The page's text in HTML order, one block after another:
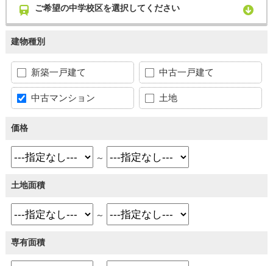
ご希望の中学校区を選択してください
建物種別
新築一戸建て 中古一戸建て
中古マンション 土地
価格
～
土地面積
～
専有面積